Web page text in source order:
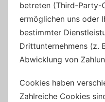
betreten (Third-Party-
ermöglichen uns oder
bestimmter
Drittunternehmens (z.
Abwicklung von
Cookies haben
Zahlreiche Cookies